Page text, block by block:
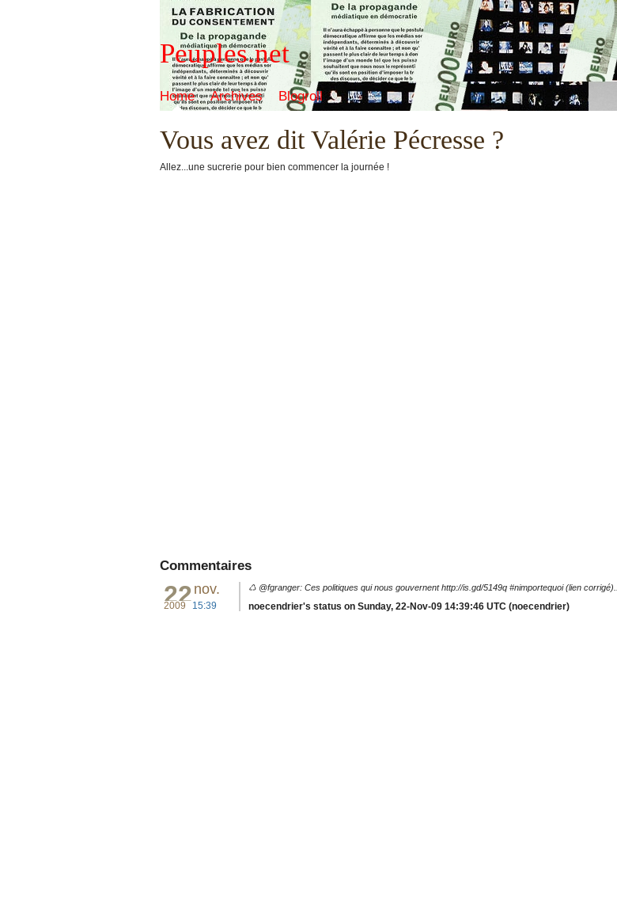
Peuples.net
Home Archives Blogroll
Vous avez dit Valérie Pécresse ?
Allez...une sucrerie pour bien commencer la journée !
Commentaires
22 nov.
2009 15:39
♺ @fgranger: Ces politiques qui nous gouvernent http://is.gd/5149q #nimportequoi (lien corrigé)...
noecendrier's status on Sunday, 22-Nov-09 14:39:46 UTC (noecendrier)